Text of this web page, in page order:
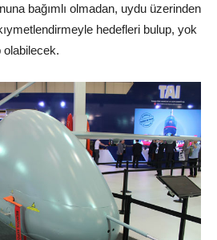
bağımlı olmadan, uydu üzerinden
hedefleri bulup, yok